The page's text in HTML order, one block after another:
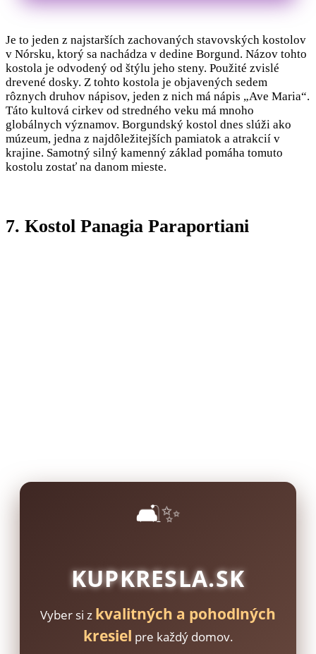
Je to jeden z najstarších zachovaných stavovských kostolov
v Nórsku, ktorý sa nachádza v dedine Borgund. Názov tohto
kostola je odvodený od štýlu jeho steny. Použité zvislé
drevené dosky. Z tohto kostola je objavených sedem
rôznych druhov nápisov, jeden z nich má nápis „Ave Maria“.
Táto kultová cirkev od stredného veku má mnoho
globálnych významov. Borgundský kostol dnes slúži ako
múzeum, jedna z najdôležitejších pamiatok a atrakcií v
krajine. Samotný silný kamenný základ pomáha tomuto
kostolu zostať na danom mieste.
7. Kostol Panagia Paraportiani
🛋️✨
KUPKRESLA.SK
Vyber si z kvalitných a pohodlných
kresiel pre každý domov.